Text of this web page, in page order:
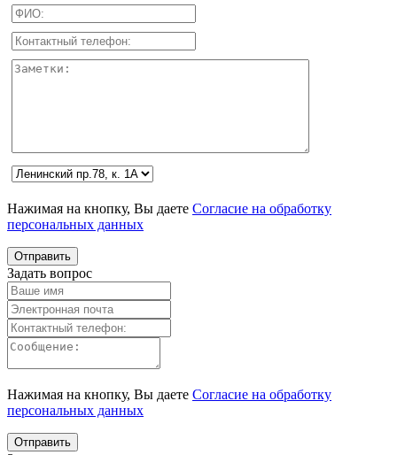
Нажимая на кнопку, Вы даете Согласие на обработку
персональных данных
Задать вопрос
Нажимая на кнопку, Вы даете Согласие на обработку
персональных данных